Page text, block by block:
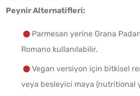
Peynir Alternatifleri:
Parmesan yerine Grana
Romano kullanılabilir.
Vegan versiyon için bitkisel
veya besleyici maya (nutritional